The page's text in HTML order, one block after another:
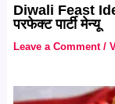
Diwali Feast
परफेक्ट पार्टी मेन्यू
Leave a Comment /